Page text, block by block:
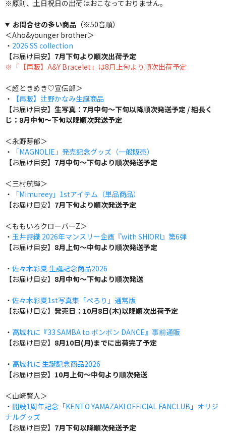
※原則、土日祝日の出荷はおこなっておりません。
お問合せの多い商品（※50音順）
＜Aho&younger brother＞
・ 2026 SS collection
【お届け目安】 7月下旬より順次出荷予定
※「【再販】A&Y Bracelet」は8月上旬より順次出荷予定
＜超ときめき♡宣伝部＞
・
【再販】辻野かなみ生誕商品
【お届け目安】 生写真：7月中旬～下旬以降順次発送予定 / 組長く
じ：8月中旬～下旬以降順次発送予定
＜永野芽郁＞
・
「MAGNOLIE」発売記念グッズ（一般販売）
【お届け目安】 7月中旬～下旬より順次発送予定
＜三村航輝＞
・
「Mimureey」1stアイテム（単品商品）
【お届け目安】 7月下旬より順次発送予定
＜ももいろクローバーZ＞
・ 玉井詩織 2026年マンスリー企画『with SHIORI』第6弾
【お届け目安】 8月上旬～中旬より順次発送予定
・ 佐々木彩夏 生誕記念商品2026
【お届け目安】 8月中旬～下旬より順次発送
・ 佐々木彩夏1st写真集「ぺろり」通常版
【お届け目安】 発売日：10月8日(木)以降順次出荷予定
・ 高城れに『33 SAMBA to ボンボン DANCE』事前通販
【お届け目安】 8月10日(月)までに出荷完了予定
・ 高城れに 生誕記念商品2026
【お届け目安】 10月上旬～中旬より順次発送
＜山﨑賢人＞
・ 開設1周年記念「KENTO YAMAZAKI OFFICIAL FANCLUB」オリジ
ナルグッズ
【お届け目安】 7月下旬以降順次発送予定